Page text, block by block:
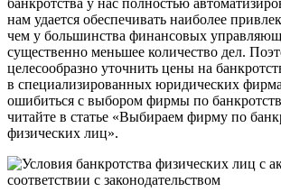
банкротства у нас полностью
нам удается обеспечивать наиболее
чем у большинства финансовых
существенно меньшее количество дел.
целесообразно уточнить цены на
в специализированных юридических
ошибиться с выбором фирмы по
читайте в статье «Выбираем фирму по
физических лиц».